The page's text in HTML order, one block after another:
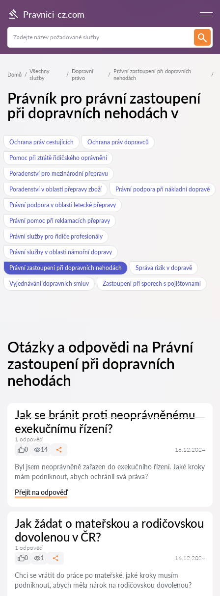
Pravnici-cz.com
Domů
Všechny
služby
Dopravní
právo
Právní zastoupení při dopravních
nehodách
Právník pro právní zastoupení
při dopravních nehodách v
Ochrana práv cestujících Ochrana práv dopravců
Pomoc při ztrátě řidičského oprávnění
Poradenství pro mezinárodní přepravu
Poradenství v oblasti přepravy zboží Právní podpora při nákladní dopravě
Právní podpora v oblasti letecké přepravy
Právní pomoc při reklamacích přepravy
Právní služby pro řidiče profesionály
Právní služby v oblasti námořní dopravy
Právní zastoupení při dopravních nehodách Správa rizik v dopravě
Vyjednávání dopravních smluv Zastoupení při sporech s pojišťovnami
Otázky a odpovědi na Právní
zastoupení při dopravních
nehodách
Jak se bránit proti neoprávněnému
exekučnímu řízení?
1 odpověď
0
14 16.12.2024
Byl jsem neoprávněně zařazen do exekučního řízení. Jaké kroky
mám podniknout, abych ochránil svá práva?
Přejít na odpověď
Jak žádat o mateřskou a rodičovskou
dovolenou v ČR?
1 odpověď
0
1 16.12.2024
Chci se vrátit do práce po mateřské, jaké kroky musím
podniknout, abych měla nárok na rodičovskou dovolenou?